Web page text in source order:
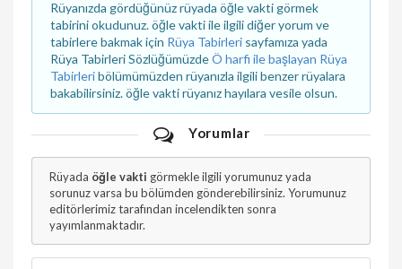
Rüyanızda gördüğünüz rüyada öğle vakti görmek
tabirini okudunuz. öğle vakti ile ilgili diğer yorum ve
tabirlere bakmak için Rüya Tabirleri sayfamıza yada
Rüya Tabirleri SözlüğümüzdeÖ harfi ile başlayan Rüya
Tabirleribölümümüzden rüyanızla ilgili benzer rüyalara
bakabilirsiniz. öğle vakti rüyanız hayılara vesile olsun.
Yorumlar
Rüyada öğle vakti görmekle ilgili yorumunuz yada
sorunuz varsa bu bölümden gönderebilirsiniz. Yorumunuz
editörlerimiz tarafından incelendikten sonra
yayımlanmaktadır.